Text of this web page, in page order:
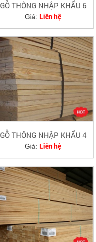
GỖ THÔNG NHẬP KHẨU 6
Giá: Liên hệ
GỖ THÔNG NHẬP KHẨU 4
Giá: Liên hệ